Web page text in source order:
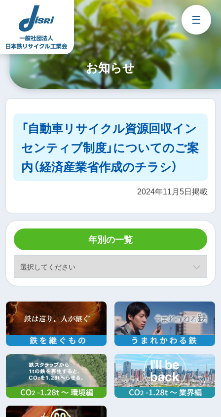
content
お知らせ
「自動車リサイクル資源回収イン
センティブ制度」についてのご案
内（経済産業省作成のチラシ）
2024年11月5日掲載
年別の一覧